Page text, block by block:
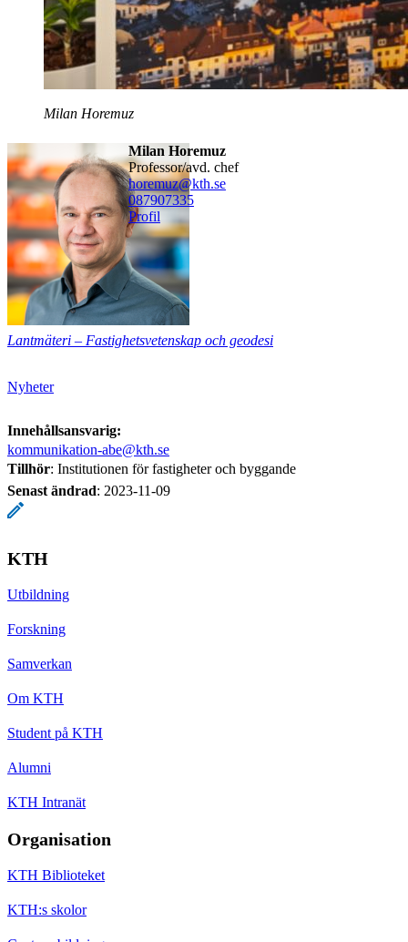
Milan Horemuz
Milan Horemuz
professor/avd. chef
horemuz@kth.se
087907335
Profil
Lantmäteri – Fastighetsvetenskap och geodesi
Nyheter
Innehållsansvarig:
kommunikation-abe@kth.se
Tillhör: Institutionen för fastigheter och byggande
Senast ändrad: 2023-11-09
KTH
Utbildning
Forskning
Samverkan
Om KTH
Student på KTH
Alumni
KTH Intranät
Organisation
KTH Biblioteket
KTH:s skolor